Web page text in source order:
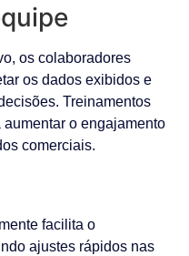
os colaboradores
os dados exibidos e
Treinamentos
o engajamento
comerciais.
facilita o
ajustes rápidos nas